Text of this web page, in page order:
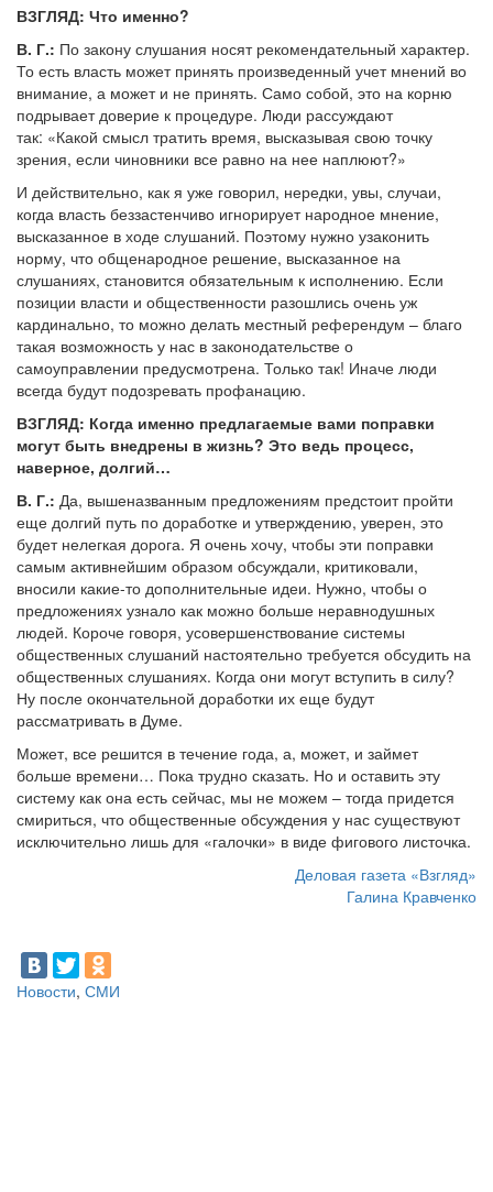
ВЗГЛЯД: Что именно?
В. Г.: По закону слушания носят рекомендательный характер.
То есть власть может принять произведенный учет мнений во
внимание, а может и не принять. Само собой, это на корню
подрывает доверие к процедуре. Люди рассуждают
так: «Какой смысл тратить время, высказывая свою точку
зрения, если чиновники все равно на нее наплюют?»
И действительно, как я уже говорил, нередки, увы, случаи,
когда власть беззастенчиво игнорирует народное мнение,
высказанное в ходе слушаний. Поэтому нужно узаконить
норму, что общенародное решение, высказанное на
слушаниях, становится обязательным к исполнению. Если
позиции власти и общественности разошлись очень уж
кардинально, то можно делать местный референдум – благо
такая возможность у нас в законодательстве о
самоуправлении предусмотрена. Только так! Иначе люди
всегда будут подозревать профанацию.
ВЗГЛЯД: Когда именно предлагаемые вами поправки
могут быть внедрены в жизнь? Это ведь процесс,
наверное, долгий…
В. Г.: Да, вышеназванным предложениям предстоит пройти
еще долгий путь по доработке и утверждению, уверен, это
будет нелегкая дорога. Я очень хочу, чтобы эти поправки
самым активнейшим образом обсуждали, критиковали,
вносили какие-то дополнительные идеи. Нужно, чтобы о
предложениях узнало как можно больше неравнодушных
людей. Короче говоря, усовершенствование системы
общественных слушаний настоятельно требуется обсудить на
общественных слушаниях. Когда они могут вступить в силу?
Ну после окончательной доработки их еще будут
рассматривать в Думе.
Может, все решится в течение года, а, может, и займет
больше времени… Пока трудно сказать. Но и оставить эту
систему как она есть сейчас, мы не можем – тогда придется
смириться, что общественные обсуждения у нас существуют
исключительно лишь для «галочки» в виде фигового листочка.
Деловая газета «Взгляд»
Галина Кравченко
Новости, СМИ